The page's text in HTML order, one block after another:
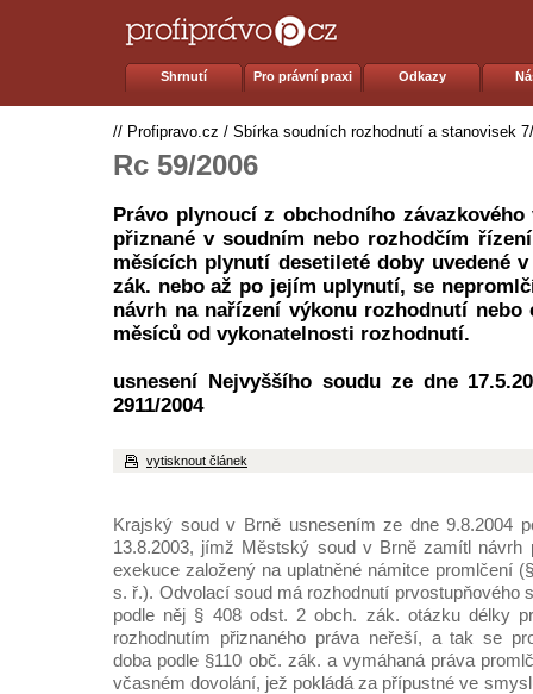
Shrnutí Pro právní praxi Odkazy
// Profipravo.cz / Sbírka soudních rozhodnutí a stanovisek
Rc 59/2006
Právo plynoucí z obchodního závazkového
přiznané v soudním nebo rozhodčím
měsících plynutí desetileté doby uvedené
zák. nebo až po jejím uplynutí, se
návrh na nařízení výkonu rozhodnutí nebo
měsíců od vykonatelnosti rozhodnutí.
usnesení Nejvyššího soudu ze dne
2911/2004
vytisknout článek
Krajský soud v Brně usnesením ze dne 9.8.2004
13.8.2003, jímž Městský soud v Brně zamítl návrh
exekuce založený na uplatněné námitce promlčení
s. ř.). Odvolací soud má rozhodnutí prvostupňového
podle něj § 408 odst. 2 obch. zák. otázku délky
rozhodnutím přiznaného práva neřeší, a tak se
doba podle §110 obč. zák. a vymáhaná práva
včasném dovolání, jež pokládá za přípustné ve